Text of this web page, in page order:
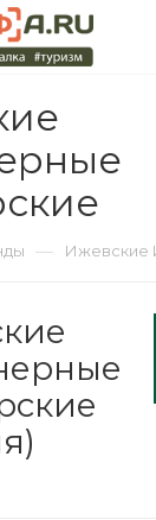
— Ижевские